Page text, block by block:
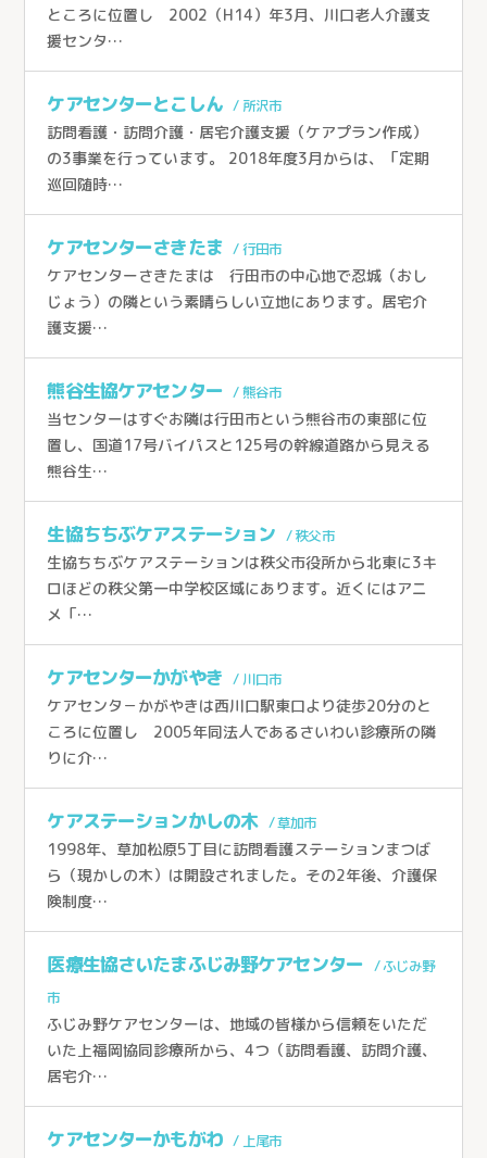
小規模多機能型居宅介護
グループホーム
居宅介護支援
訪問看護
訪問介護
通所介護
通所リハビリテーション
定期巡回随時対応型訪問介護看護
夜間対応型訪問介護
介護付有料老人ホーム
介護老人保健施設
事業所を探すトップ
ケアステーションうらしん（さいたま市）
ケアセンターとこしん（所沢市）
ケアセンターさきたま（行田市）
生協ちちぶケアステーション（秩父市）
ケアセンターかがやき（川口市）
ケアステーションかしの木（草加市）
ケアセンターすこやか（川口市）
ケアセンターかもがわ（上尾市）
生協介護センターこだま（上里町）
ケアセンターはんのう（飯能市）
生協ケアセンターたかしな（川越市）
医療生協おおみやケアセンター（さいたま市）
深谷生協訪問看護ステーション（深谷市）
さんとめホーム（所沢市）
介護付有料老人ホーム 桂の樹（所沢市）
老人保健施設さんとめ（所沢市）
老人保健施設みぬま（川口市）
お知らせ
お問い合わせ
個人情報の取り扱いについて →
ところに位置し 2002（H14）年3月、川口老人介護支
援センタ…
ケアセンターとこしん / 所沢市
訪問看護・訪問介護・居宅介護支援（ケアプラン作成）
の3事業を行っています。 2018年度3月からは、「定期
巡回随時…
ケアセンターさきたま / 行田市
ケアセンターさきたまは 行田市の中心地で忍城（おし
じょう）の隣という素晴らしい立地にあります。居宅介
護支援…
熊谷生協ケアセンター / 熊谷市
当センターはすぐお隣は行田市という熊谷市の東部に位
置し、国道17号バイパスと125号の幹線道路から見える
熊谷生…
生協ちちぶケアステーション / 秩父市
生協ちちぶケアステーションは秩父市役所から北東に3キ
ロほどの秩父第一中学校区域にあります。近くにはアニ
メ「…
ケアセンターかがやき / 川口市
ケアセンタ－かがやきは西川口駅東口より徒歩20分のと
ころに位置し 2005年同法人であるさいわい診療所の隣
りに介…
ケアステーションかしの木 / 草加市
1998年、草加松原5丁目に訪問看護ステーションまつば
ら（現かしの木）は開設されました。その2年後、介護保
険制度…
医療生協さいたまふじみ野ケアセンター / ふじみ野
市
ふじみ野ケアセンターは、地域の皆様から信頼をいただ
いた上福岡協同診療所から、4つ（訪問看護、訪問介護、
居宅介…
ケアセンターかもがわ / 上尾市